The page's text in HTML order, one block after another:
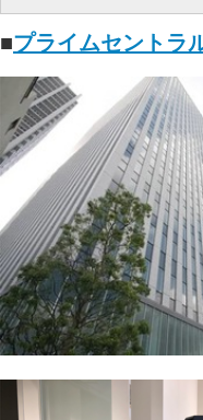
■プライムセントラ